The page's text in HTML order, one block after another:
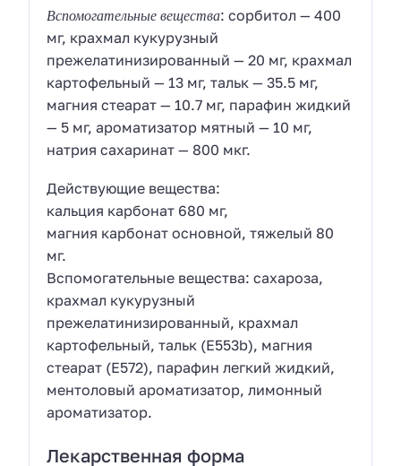
Вспомогательные вещества: сорбитол — 400
мг, крахмал кукурузный
прежелатинизированный — 20 мг, крахмал
картофельный — 13 мг, тальк — 35.5 мг,
магния стеарат — 10.7 мг, парафин жидкий
— 5 мг, ароматизатор мятный — 10 мг,
натрия сахаринат — 800 мкг.
Действующие вещества:
кальция карбонат 680 мг,
магния карбонат основной, тяжелый 80
мг.
Вспомогательные вещества: cахароза,
крахмал кукурузный
прежелатинизированный, крахмал
картофельный, тальк (E553b), магния
стеарат (E572), парафин легкий жидкий,
ментоловый ароматизатор, лимонный
ароматизатор.
Лекарственная форма